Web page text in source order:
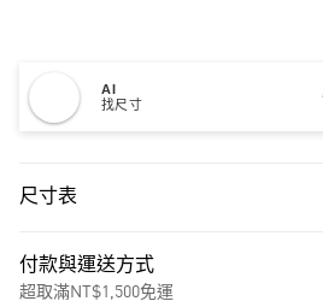
AI
找尺寸
尺寸表
付款與運送方式
超取滿NT$1,500免運